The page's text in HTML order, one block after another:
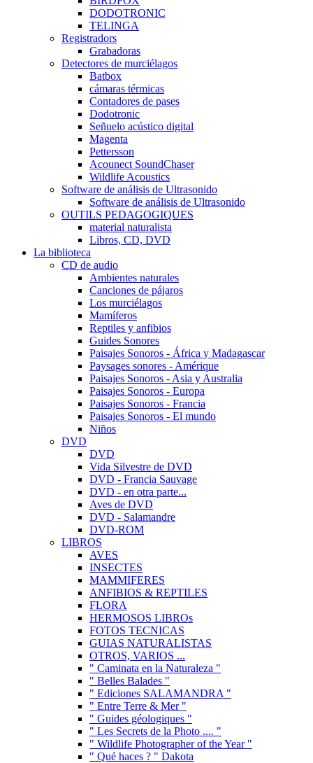
DODOTRONIC
TELINGA
Registradors
Grabadoras
Detectores de murciélagos
Batbox
cámaras térmicas
Contadores de pases
Dodotronic
Señuelo acústico digital
Magenta
Pettersson
Acounect SoundChaser
Wildlife Acoustics
Software de análisis de Ultrasonido
Software de análisis de Ultrasonido
OUTILS PEDAGOGIQUES
material naturalista
Libros, CD, DVD
La biblioteca
CD de audio
Ambientes naturales
Canciones de pájaros
Los murciélagos
Mamíferos
Reptiles y anfibios
Guides Sonores
Paisajes Sonoros - África y Madagascar
Paysages sonores - Amérique
Paisajes Sonoros - Asia y Australia
Paisajes Sonoros - Europa
Paisajes Sonoros - Francia
Paisajes Sonoros - El mundo
Niños
DVD
DVD
Vida Silvestre de DVD
DVD - Francia Sauvage
DVD - en otra parte...
Aves de DVD
DVD - Salamandre
DVD-ROM
LIBROS
AVES
INSECTES
MAMMIFERES
ANFIBIOS & REPTILES
FLORA
HERMOSOS LIBROs
FOTOS TECNICAS
GUIAS NATURALISTAS
OTROS, VARIOS ...
" Caminata en la Naturaleza "
" Belles Balades "
" Ediciones SALAMANDRA "
" Entre Terre & Mer "
" Guides géologiques "
" Les Secrets de la Photo .... "
" Wildlife Photographer of the Year "
" Qué haces ? " Dakota